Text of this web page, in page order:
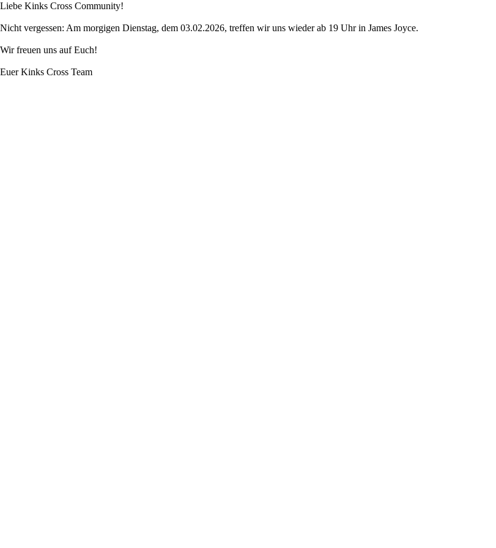
Liebe Kinks Cross Community!
Nicht vergessen: Am morgigen Dienstag, dem 03.02.2026, treffen wir uns wieder ab 19 Uhr in James Joyce.
Wir freuen uns auf Euch!
Euer Kinks Cross Team